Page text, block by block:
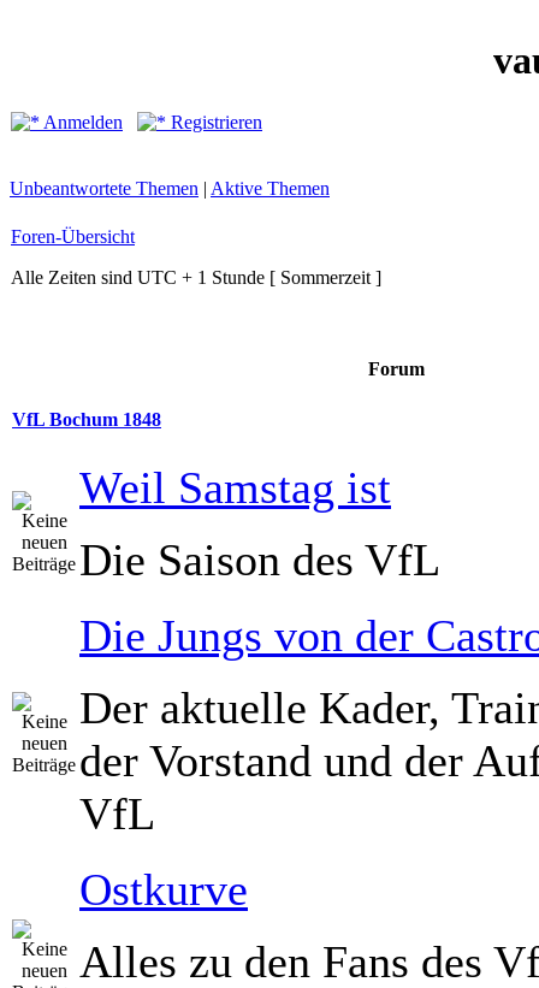
Anmelden Registrieren
Unbeantwortete Themen | Aktive Themen
Foren-Übersicht
Alle Zeiten sind UTC + 1 Stunde [ Sommerzeit ]
Forum
VfL Bochum 1848
Weil Samstag ist
Die Saison des VfL
Die Jungs von der
Der aktuelle Kader,
der Vorstand und der
VfL
Ostkurve
Alles zu den Fans des